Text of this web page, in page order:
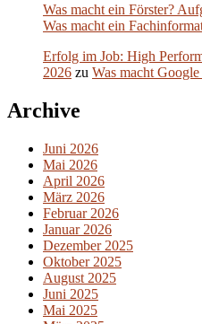
Was macht ein Förster?
Was macht ein
Erfolg im Job: High
2026 zu Was macht
Archive
Juni 2026
Mai 2026
April 2026
März 2026
Februar 2026
Januar 2026
Dezember 2025
Oktober 2025
August 2025
Juni 2025
Mai 2025